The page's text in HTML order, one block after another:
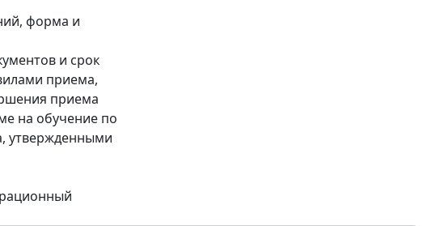
форма и
и срок
приема,
приема
на обучение по
утвержденными